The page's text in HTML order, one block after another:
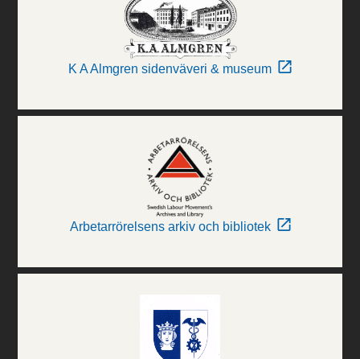
K A Almgren sidenväveri & museum
Arbetarrörelsens arkiv och bibliotek